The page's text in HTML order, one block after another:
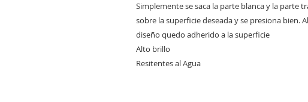
Simplemente se saca la parte blanca y la parte
sobre la superficie deseada y se presiona bien.
diseño quedo adherido a la superficie
Alto brillo
Resitentes al Agua